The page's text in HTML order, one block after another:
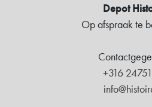
Depot
Op afspraak te
+316